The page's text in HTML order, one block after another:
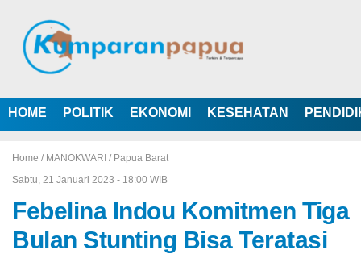
HOME POLITIK EKONOMI KESEHATAN
Home / MANOKWARI / Papua Barat
Sabtu, 21 Januari 2023 - 18:00 WIB
Febelina Indou Komitmen Tiga
Bulan Stunting Bisa Teratasi